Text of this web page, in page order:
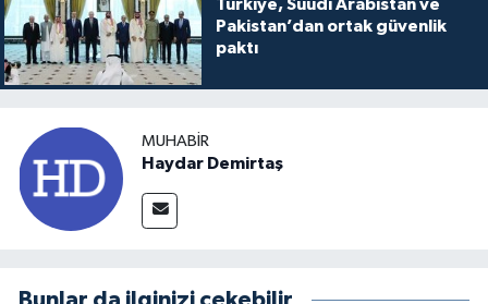
Türkiye, Suudi Arabistan ve
Pakistan’dan ortak güvenlik
paktı
MUHABIR
Haydar Demirtaş